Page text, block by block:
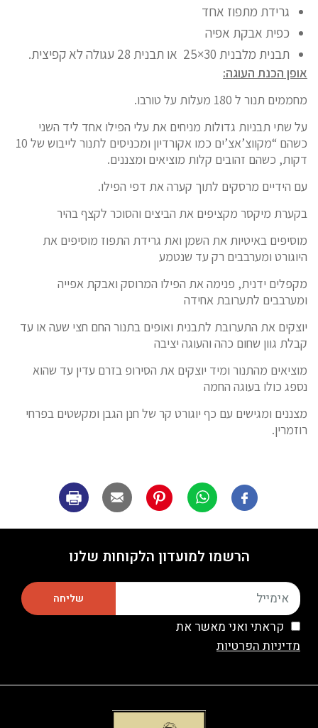
גרידת מתפוז אחד
כפית אבקת אפיה
תבנית מלבנית 30×25 או תבנית 28 עגולה לא קפיצית.
אופן הכנת העוגה:
מחממים תנור ל 180 מעלות על טורבו.
על שתי תבניות גדולות מניחים את עלי הפילו אחד ליד השני
כשהם “מקווצ’אצ’ים כמו אקורדיון ומכניסים לתנור לייבוש של 10
דקות, כשהם זהובים קלות מוציאים ומצננים.
עם הידיים מרסקים לתוך קערה את דפי הפילו.
בקערת מיקסר מקציפים את הביצים והסוכר לקצף בהיר
מוסיפים באיטיות את השמן ואת גרידת התפוז מוסיפים את
היוגורט ומערבבים רק עד שנטמע
מקפלים ידנית, פנימה את הפילו המרוסק ואבקת אפייה
ומערבבים לתערובת אחידה
יוצקים את התערובת לתבנית ואופים בתנור החם חצי שעה או עד
קבלת גוון שחום כהה והעוגה יציבה
מוציאים מהתנור ומיד יוצקים את הסירופ בזרם עדין עד שהוא
נספג כולו בעוגה החמה
מצננים ומגישים עם כף יוגורט קר של חנן הגבן ומקשטים בפרחי
רוזמרין.
הרשמו למועדון הלקוחות שלנו
קראתי ואני מאשר את
מדיניות הפרטיות
שליחה